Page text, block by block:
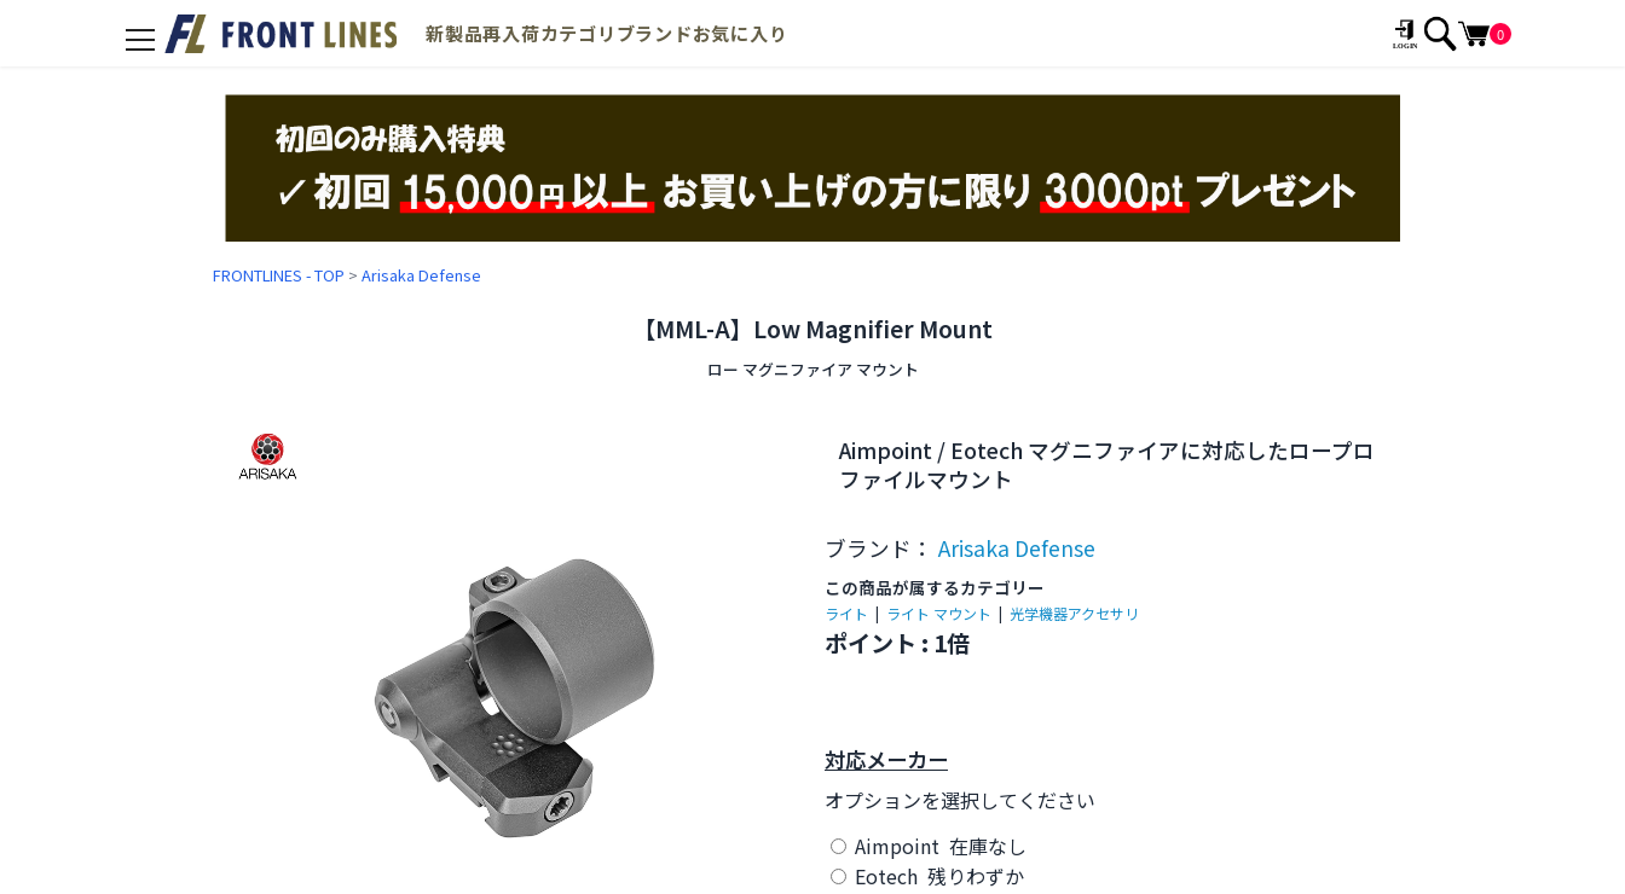
toggle
新製品再入荷カテゴリ ブランドお気に入り 0
FRONTLINES - TOP > Arisaka Defense
【MML-A】Low Magnifier Mount
ロー マグニファイア マウント
Aimpoint / Eotech マグニファイアに対応したロープロ
ファイルマウント
ブランド： Arisaka Defense
この商品が属するカテゴリー
ライト ライト マウント 光学機器アクセサリ
ポイント : 1倍
対応メーカー
オプションを選択してください
Aimpoint 在庫なし
Eotech 残りわずか